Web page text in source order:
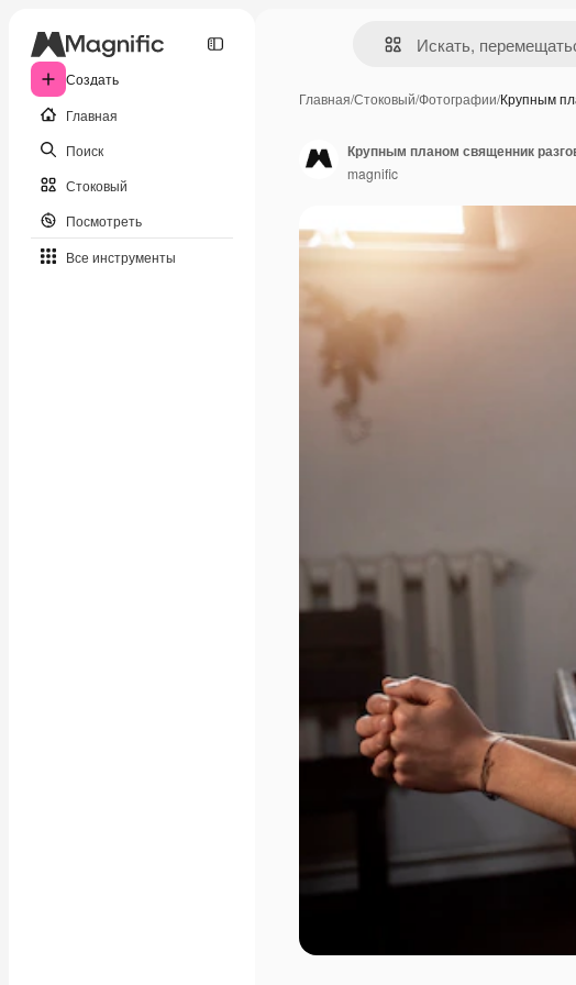
Создать
Главная
Поиск
Стоковый
Посмотреть
Все инструменты
Главная/Стоковый/Фотографии/Крупным
Крупным планом священник
magnific